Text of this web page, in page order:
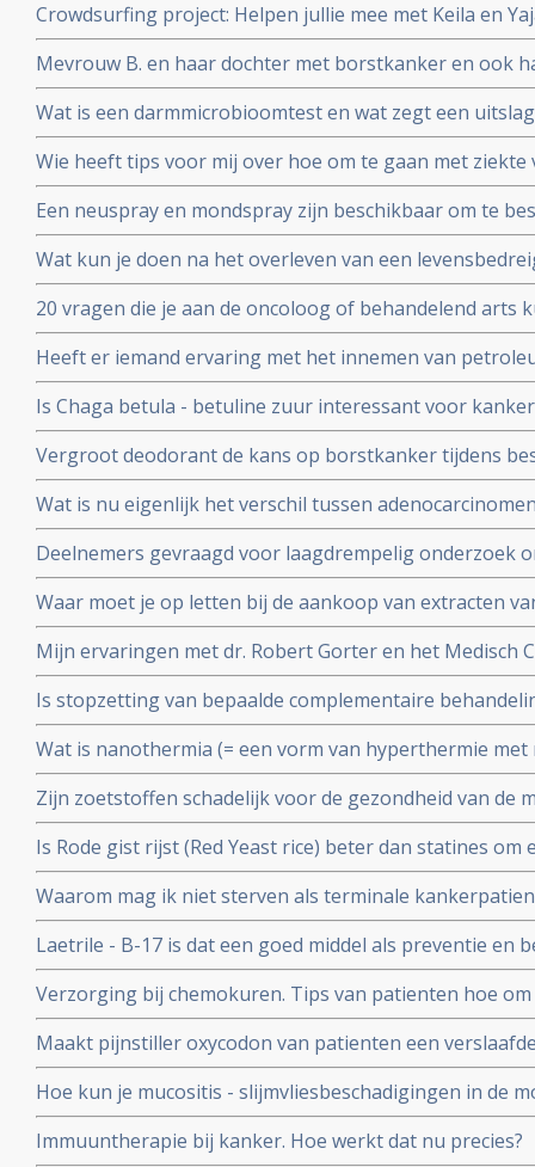
Crowdsurfing project: Helpen jullie mee met Keila en
afbouwen van een winkeltje zodat zij in hun eigen
Mevrouw B. en haar dochter met borstkanker en ook
waterstofapparaat. Een ervaringsverslag
Wat is een darmmicrobioomtest en wat zegt een
en gezondheid in het algemeen?
Wie heeft tips voor mij over hoe om te gaan met ziekte
wil zware chemo geven. Is er een alternatief?
Een neuspray en mondspray zijn beschikbaar om te
coronavirus - Covid-19. Te bestellen voor slechts 26
persoon.
Wat kun je doen na het overleven van een
20 vragen die je aan de oncoloog of behandelend arts
een recidief van kanker. Samengesteld door Kees
Heeft er iemand ervaring met het innemen van
Is Chaga betula - betuline zuur interessant voor
Vergroot deodorant de kans op borstkanker tijdens
studies bewijzen van niet. Deodorant is veilig te
Valstar.
Wat is nu eigenlijk het verschil tussen
basaalcelcarcinomen, sarcomen en blastomen?
Deelnemers gevraagd voor laagdrempelig onderzoek
door KEFIR plus BIEST (Bovine - Colostrum) te maken
Waar moet je op letten bij de aankoop van extracten
Hier wat richtlijnen
Mijn ervaringen met dr. Robert Gorter en het Medisch
waarschuwing
Is stopzetting van bepaalde complementaire
ziektekostenverzekeraars terecht of een
koste van patienten?
Wat is nanothermia (= een vorm van hyperthermie
mensen die hier ervaring mee hebben?
Zijn zoetstoffen schadelijk voor de gezondheid van de
aantasting van darmflora door bepaalde zoetstoffen.
Is Rode gist rijst (Red Yeast rice) beter dan statines
Arts-bioloog Engelbert Valstar analyseert aan de hand
Yeast Rice aanbevelen
Waarom mag ik niet sterven als terminale
Laetrile - B-17 is dat een goed middel als preventie en
Verzorging bij chemokuren. Tips van patienten hoe
chemokuur om deze beter te verdragen
Maakt pijnstiller oxycodon van patienten een
nicotine? In Amerika stierven al honderduizenden
Hoe kun je mucositis - slijmvliesbeschadigingen in de
radiotherapie voorkomen en behandelen?
Immuuntherapie bij kanker. Hoe werkt dat nu precies?